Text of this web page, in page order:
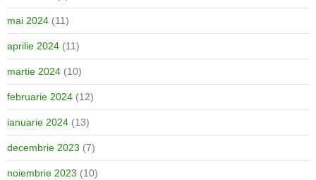
mai 2024 (11)
aprilie 2024 (11)
martie 2024 (10)
februarie 2024 (12)
ianuarie 2024 (13)
decembrie 2023 (7)
noiembrie 2023 (10)